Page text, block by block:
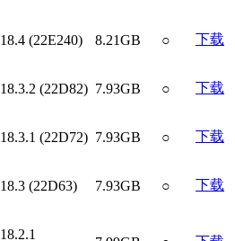
18.4 (22E240) 8.21GB ○ 下载
18.3.2 (22D82) 7.93GB ○ 下载
18.3.1 (22D72) 7.93GB ○ 下载
18.3 (22D63) 7.93GB ○ 下载
18.2.1